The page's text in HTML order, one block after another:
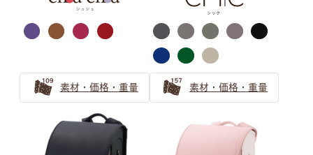
萬勇鞄ランドセル
カラー選びガイド
お子さまにとって個性を育む大切な思い出。
世界にひとつだけの、
素材・価格・重量 素材・価格・重量